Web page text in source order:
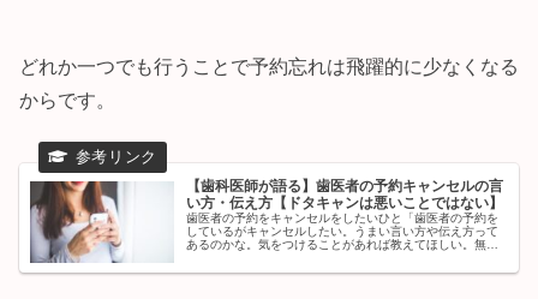
どれか一つでも行うことで予約忘れは飛躍的に少なくなる
からです。
【歯科医師が語る】歯医者の予約キャンセルの言
い方・伝え方【ドタキャンは悪いことではない】
歯医者の予約をキャンセルをしたいひと「歯医者の予約を
しているがキャンセルしたい。うまい言い方や伝え方って
あるのかな。気をつけることがあれば教えてほしい。無断
問にこたえます。✔︎ 本記事...